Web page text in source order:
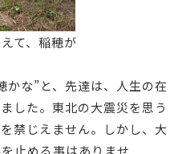
て、稲穂が
な”と、先達は、人生の在
した。東北の大震災を思う
禁じえません。しかし、大
止める事はありませ